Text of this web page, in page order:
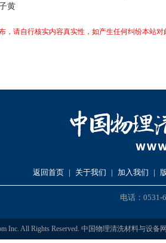
黄
，请自行核实内容真实性，如产生任何纠纷本站对
返回首页 | 关于我们 | 加入我们 |
电话：
Inc. All Rights Reserved. 中国物理清洗材料与设